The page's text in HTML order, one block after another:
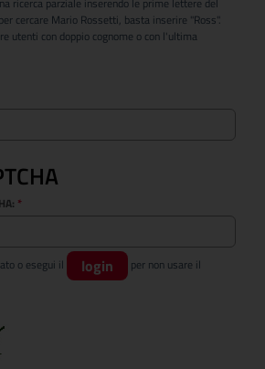
ricerca parziale inserendo le prime lettere del
cercare Mario Rossetti, basta inserire "Ross".
utenti con doppio cognome o con l'ultima
*
o esegui il login
per non usare il